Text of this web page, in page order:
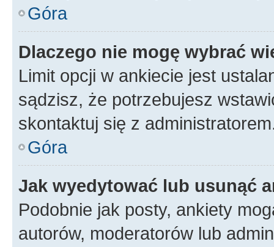
Góra
Dlaczego nie mogę wybrać
Limit opcji w ankiecie jest
sądzisz, że potrzebujesz
skontaktuj się z
Góra
Jak wyedytować lub usunąć
Podobnie jak posty, ankiety
autorów, moderatorów lub